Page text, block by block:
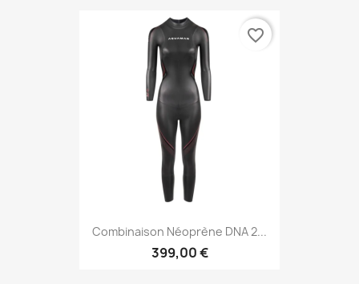
Combinaison Néoprène DNA 2...
399,00 €
favorite_border